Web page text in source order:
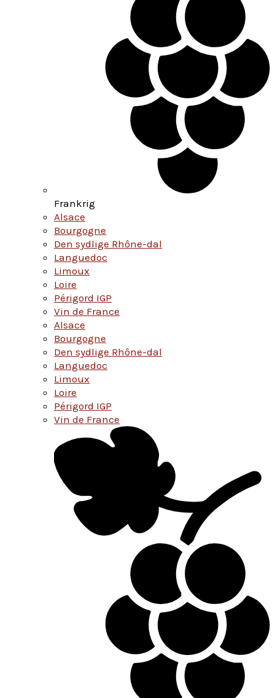
Frankrig
Alsace
Bourgogne
Den sydlige Rhône-dal
Languedoc
Limoux
Loire
Périgord IGP
Vin de France
Alsace
Bourgogne
Den sydlige Rhône-dal
Languedoc
Limoux
Loire
Périgord IGP
Vin de France